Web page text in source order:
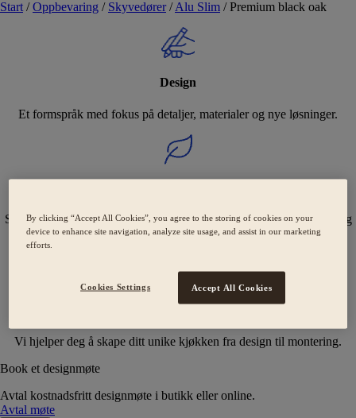
Start / Oppbevaring / Skyvedører / Alu Slim / Premium black oak
Design
Et formspråk med fokus på detaljer, materialer og nye løsninger.
Svanemerkede kjøkken med fokus på bærekraft og omsorgsfulle valg
for miljøet.
Vi hjelper deg å skape ditt unike kjøkken fra design til montering.
Book et designmøte
Avtal kostnadsfritt designmøte i butikk eller online.
Avtal møte
By clicking “Accept All Cookies”, you agree to the storing of cookies on your
device to enhance site navigation, analyze site usage, and assist in our marketing
efforts.
Cookies Settings Accept All Cookies